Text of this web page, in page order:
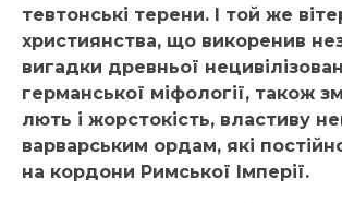
тевтонські терени. І той же
християнства, що викоренив
вигадки древньої
германської міфології, також
лють і жорстокість, властиву
варварським ордам, які
на кордони Римської Імперії.